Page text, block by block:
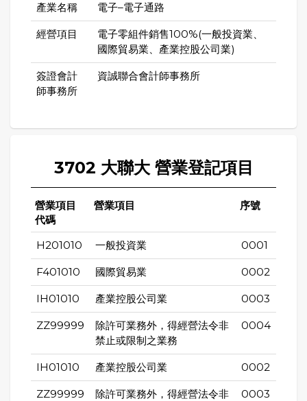
產業名稱 電子–電子通路
經營項目
電子零組件銷售100%(一般投資業、
國際貿易業、產業控股公司業)
簽證會計
師事務所
資誠聯合會計師事務所
3702 大聯大 營業登記項目
營業項目
代碼
營業項目 序號
H201010 一般投資業 0001
F401010 國際貿易業 0002
IH01010 產業控股公司業 0003
ZZ99999
除許可業務外，得經營法令非
禁止或限制之業務
0004
IH01010 產業控股公司業 0002
ZZ99999
除許可業務外，得經營法令非
0003